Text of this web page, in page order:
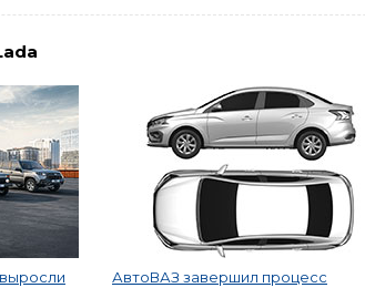
АвтоВАЗ завершил процесс